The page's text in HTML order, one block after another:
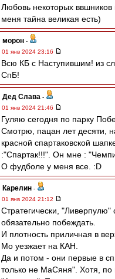
Любовь некоторых
меня тайна великая есть)
морон -
01 янв 2024 23:16
Всю КБ с Наступившим! из
СпБ!
Дед Слава -
01 янв 2024 21:46
Гуляю сегодня по парку
Смотрю, пацан лет десяти,
красной спартаковской
:"Спартак!!!". Он мне :
О фудболе у меня все. :D
Карелин -
01 янв 2024 21:12
Стратегически, "Ливерпулю"
обязательно побеждать.
И плотность приличная в
Мо уезжает на КАН.
Да и потом - они первые в
только не МаСяня". Хотя,